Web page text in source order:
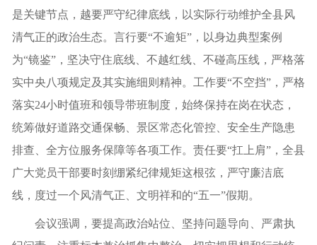
是关键节点，越要严守纪律底线，以实际行动维护全县风
清气正的政治生态。言行要“不逾矩”，以身边典型案例
为“镜鉴”，坚决守住底线、不越红线、不碰高压线，严格落
实中央八项规定及其实施细则精神。工作要“不空挡”，严格
落实24小时值班和领导带班制度，始终保持在岗在状态，
统筹做好道路交通保畅、景区常态化管控、安全生产隐患
排查、全方位服务保障等各项工作。责任要“扛上肩”，全县
广大党员干部要时刻绷紧纪律规矩这根弦，严守廉洁底
线，度过一个风清气正、文明祥和的“五一”假期。
会议强调，要提高政治站位、坚持问题导向、严肃执